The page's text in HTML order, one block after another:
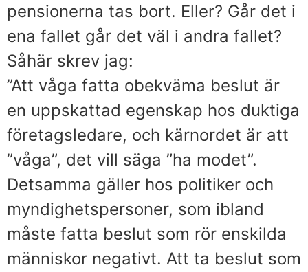
pensionerna tas bort. Eller? Går det i
ena fallet går det väl i andra fallet?
Såhär skrev jag:
”Att våga fatta obekväma beslut är
en uppskattad egenskap hos duktiga
företagsledare, och kärnordet är att
”våga”, det vill säga ”ha modet”.
Detsamma gäller hos politiker och
myndighetspersoner, som ibland
måste fatta beslut som rör enskilda
människor negativt. Att ta beslut som